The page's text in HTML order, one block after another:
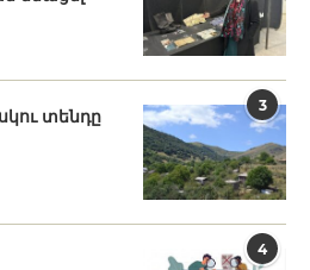
3
տենդը
4